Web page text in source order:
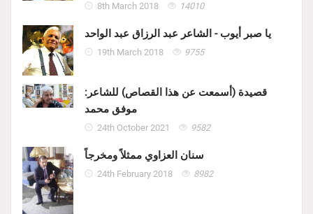
8th March 2018 14010
يا صبر أيوب - الشاعر عبد الرزاق عبد الواحد
19th March 2018 9755
قصيدة (أسمعت عن هذا القصاص) للشاعر:
موفق محمد
24th October 2021 9582
سنان العزاوي ممثلاً ومخرجاً
24th February 2018 8982